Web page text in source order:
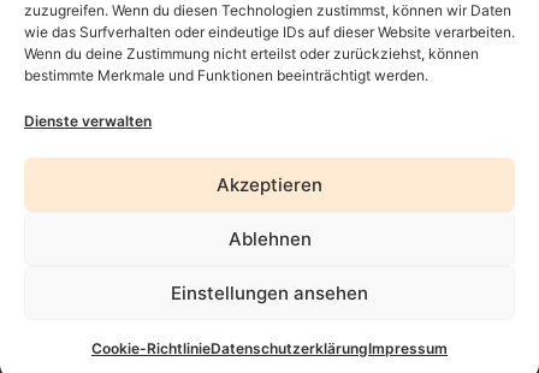
zuzugreifen. Wenn du diesen Technologien zustimmst, können wir Daten
wie das Surfverhalten oder eindeutige IDs auf dieser Website verarbeiten.
Wenn du deine Zustimmung nicht erteilst oder zurückziehst, können
bestimmte Merkmale und Funktionen beeinträchtigt werden.
Dienste verwalten
Akzeptieren
Ablehnen
Einstellungen ansehen
Cookie-RichtlinieDatenschutzerklärungImpressum
Üsenberger Strasse 11, 79346 Endingen a.K.
Erklärung zur Barrierefreiheit
AGB
Widerrufsrecht